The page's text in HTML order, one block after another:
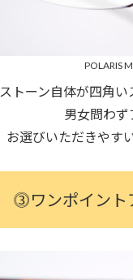
POLARIS
ストーン自体が四角い
男女問わず
お選びいただきやす
⓷ワンポイント